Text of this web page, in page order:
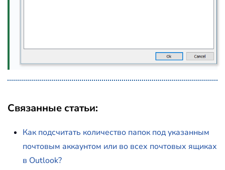
Связанные статьи:
Как подсчитать количество папок под указанным
почтовым аккаунтом или во всех почтовых ящиках
в Outlook?